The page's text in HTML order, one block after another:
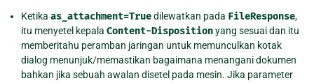
Ketika as_attachment=Truedilewatkan pada FileResponse,
itu menyetel kepala Content-Dispositionyang sesuai dan itu
memberitahu peramban jaringan untuk memunculkan kotak
dialog menunjuk/memastikan bagaimana menangani dokumen
bahkan jika sebuah awalan disetel pada mesin. Jika parameter